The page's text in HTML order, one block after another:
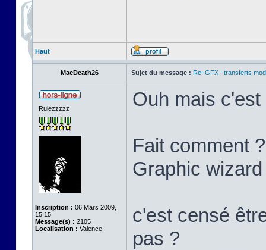
Haut
MacDeath26 Sujet du message : Re: GFX : transferts
Rulezzzzz
Inscription : 06 Mars 2009,
15:15
Message(s) : 2105
Localisation : Valence
Ouh mais
Fait comment
Graphic
c'est censé
pas ?